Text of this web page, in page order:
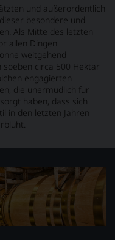
und außerordentlich
besondere und
Als Mitte des letzten
allen Dingen
weitgehend
circa 500 Hektar
engagierten
die unermüdlich für
haben, dass sich
in den letzten Jahren